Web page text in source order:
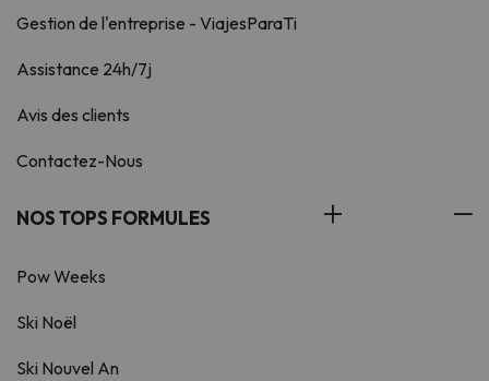
Gestion de l'entreprise - ViajesParaTi
Assistance 24h/7j
Avis des clients
Contactez-Nous
NOS TOPS FORMULES
Pow Weeks
Ski Noël
Ski Nouvel An